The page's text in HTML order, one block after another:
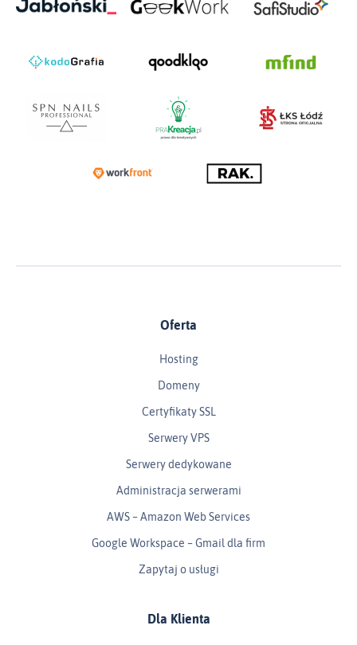
Oferta
Hosting
Domeny
Certyfikaty SSL
Serwery VPS
Serwery dedykowane
Administracja serwerami
AWS – Amazon Web Services
Google Workspace – Gmail dla firm
Zapytaj o usługi
Dla Klienta